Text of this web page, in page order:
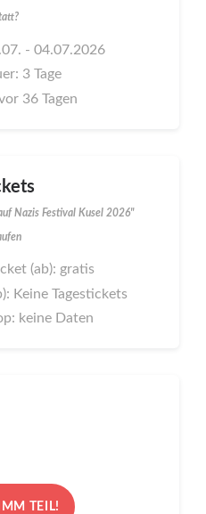
- 04.07.2026
3 Tage
36 Tagen
Nazis Festival Kusel 2026"
(ab): gratis
Keine Tagestickets
keine Daten
TEIL!